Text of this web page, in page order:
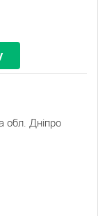
обл. Дніпро